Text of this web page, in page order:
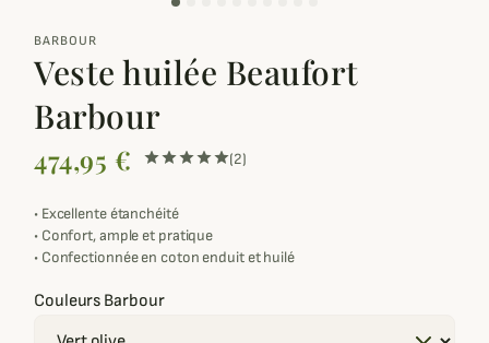
BARBOUR
Veste huilée Beaufort
Barbour
474,95 € (2)
• Excellente étanchéité
• Confort, ample et pratique
• Confectionnée en coton enduit et huilé
Couleurs Barbour